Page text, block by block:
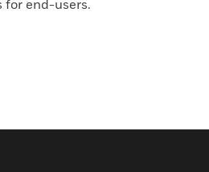
for end-users.